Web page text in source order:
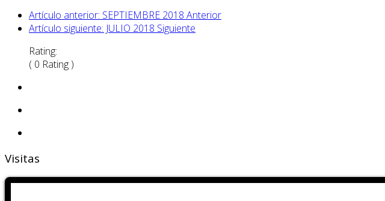
Artículo anterior: SEPTIEMBRE 2018 Anterior
Artículo siguiente: JULIO 2018 Siguiente
Rating:
( 0 Rating )
Visitas